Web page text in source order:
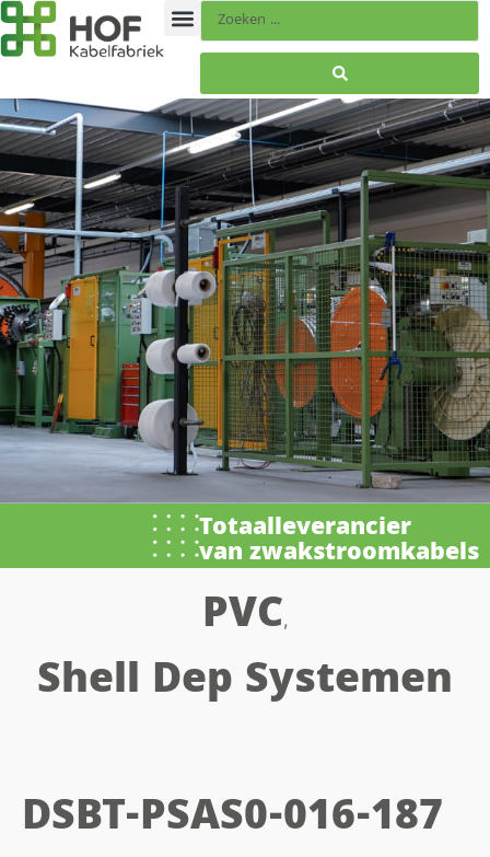
Totaalleverancier
van zwakstroomkabels
PVC,
Shell Dep Systemen
DSBT-PSAS0-016-187